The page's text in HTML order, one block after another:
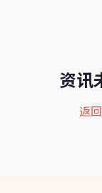
资讯
返